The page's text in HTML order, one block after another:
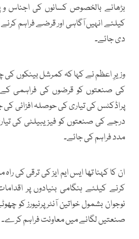
بڑھانے بالخصوص کسانوں کی اجناس
کیلئے انہیں آگاہی اور قرضے فراہم
دی جائے۔
وزیرِ اعظم نے کہا کہ کمرشل بینکوں کی
کی صنعتوں کو قرضوں کی فراہمی
پراڈکٹس کی تیاری کی حوصلہ افزائی کی
درجے کی صنعتوں کو فیزیبیلٹی کی
مدد فراہم کی جائے۔
ان کا کہنا تھا ایس ایم ایز کی ترقی کی راہ
کرنے کیلئے ہنگامی بنیادوں پر
نوجوان بشمول خواتین آنٹرپرنیورز کو
صنعتیں لگانے میں معاونت فراہم کرے۔